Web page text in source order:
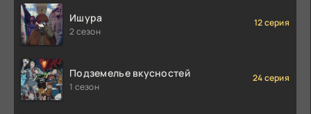
Ишура
2 сезон
12 серия
Подземелье вкусностей
1 сезон
24 серия